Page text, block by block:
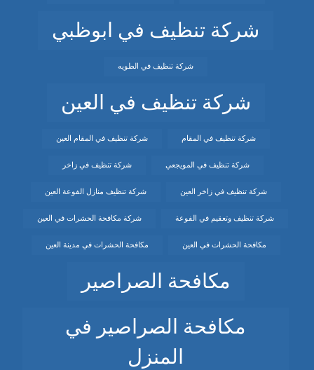
شركة تنظيف في ابوظبي
شركة تنظيف في الطويه
شركة تنظيف في العين
شركة تنظيف في المقام شركة تنظيف في المقام العين
شركة تنظيف في المويجعي شركة تنظيف في زاخر
شركة تنظيف في زاخر العين شركة تنظيف منازل الفوعة العين
شركة تنظيف وتعقيم في الفوعة شركة مكافحة الحشرات في العين
مكافحة الحشرات في العين مكافحة الحشرات في مدينة العين
مكافحة الصراصير
مكافحة الصراصير في
المنزل